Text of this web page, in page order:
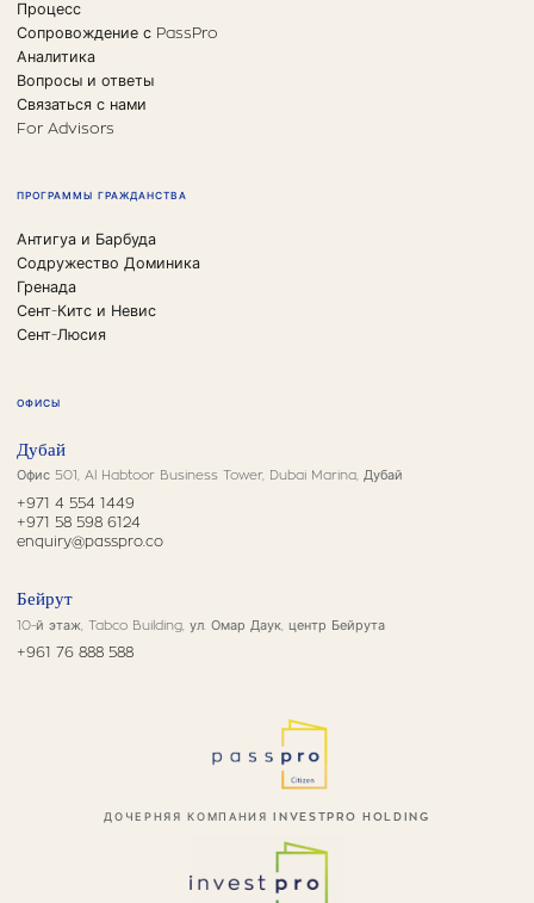
Процесс
Сопровождение с PassPro
Аналитика
Вопросы и ответы
Связаться с нами
For Advisors
ПРОГРАММЫ ГРАЖДАНСТВА
Антигуа и Барбуда
Содружество Доминика
Гренада
Сент-Китс и Невис
Сент-Люсия
ОФИСЫ
Дубай
Офис 501, Al Habtoor Business Tower, Dubai Marina, Дубай
+971 4 554 1449
+971 58 598 6124
enquiry@passpro.co
Бейрут
10-й этаж, Tabco Building, ул. Омар Даук, центр Бейрута
+961 76 888 588
ДОЧЕРНЯЯ КОМПАНИЯ INVESTPRO HOLDING